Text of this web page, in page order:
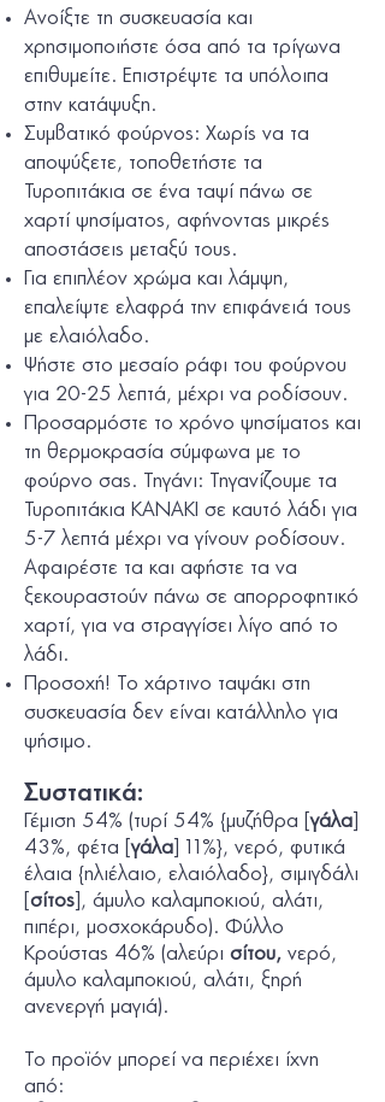
Ανοίξτε τη συσκευασία και
χρησιμοποιήστε όσα από τα τρίγωνα
επιθυμείτε. Επιστρέψτε τα υπόλοιπα
στην κατάψυξη.
Συμβατικό φούρνος: Χωρίς να τα
αποψύξετε, τοποθετήστε τα
Τυροπιτάκια σε ένα ταψί πάνω σε
χαρτί ψησίματος, αφήνοντας μικρές
αποστάσεις μεταξύ τους.
Για επιπλέον χρώμα και λάμψη,
επαλείψτε ελαφρά την επιφάνειά τους
με ελαιόλαδο.
Ψήστε στο μεσαίο ράφι του φούρνου
για 20-25 λεπτά, μέχρι να ροδίσουν.
Προσαρμόστε το χρόνο ψησίματος και
τη θερμοκρασία σύμφωνα με το
φούρνο σας. Τηγάνι: Τηγανίζουμε τα
Τυροπιτάκια KANAKI σε καυτό λάδι για
5-7 λεπτά μέχρι να γίνουν ροδίσουν.
Αφαιρέστε τα και αφήστε τα να
ξεκουραστούν πάνω σε απορροφητικό
χαρτί, για να στραγγίσει λίγο από το
λάδι.
Προσοχή!
Το χάρτινο ταψάκι στη
συσκευασία δεν είναι κατάλληλο για
ψήσιμο.
Συστατικά:
Γέμιση 54% (τυρί 54% {μυζήθρα [γάλα
43%, φέτα [γάλα ] 11%}, νερό, φυτικά
έλαια {ηλιέλαιο, ελαιόλαδο}, σιμιγδάλι
σίτος ], άμυλο καλαμποκιού, αλάτι,
πιπέρι, μοσχοκάρυδο). Φύλλο
Κρούστας 46% (αλεύρι σίτου, νερό,
άμυλο καλαμποκιού, αλάτι, ξηρή
ανενεργή μαγιά).
Το προϊόν µπορεί να περιέχει ίχνη
από: